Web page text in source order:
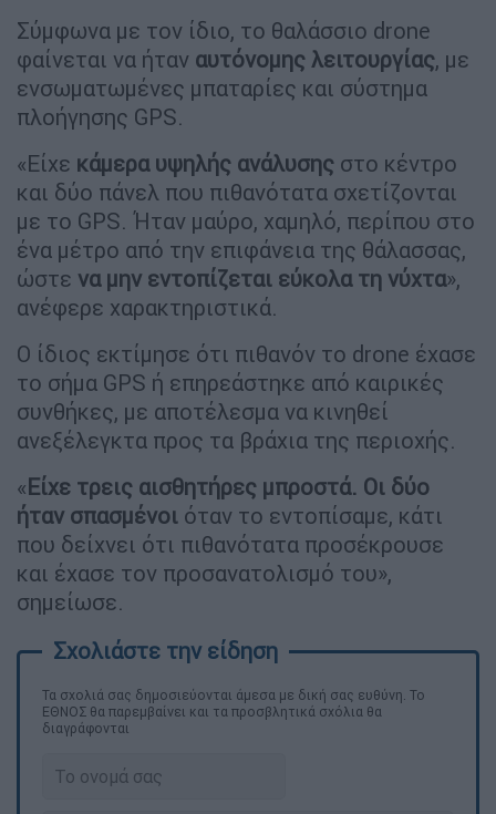
Σύμφωνα με τον ίδιο, το θαλάσσιο drone
φαίνεται να ήταν αυτόνομης λειτουργίας, με
ενσωματωμένες μπαταρίες και σύστημα
πλοήγησης GPS.
«Είχε κάμερα υψηλής ανάλυσης στο κέντρο
και δύο πάνελ που πιθανότατα σχετίζονται
με το GPS. Ήταν μαύρο, χαμηλό, περίπου στο
ένα μέτρο από την επιφάνεια της θάλασσας,
ώστε να μην εντοπίζεται εύκολα τη νύχτα»,
ανέφερε χαρακτηριστικά.
Ο ίδιος εκτίμησε ότι πιθανόν το drone έχασε
το σήμα GPS ή επηρεάστηκε από καιρικές
συνθήκες, με αποτέλεσμα να κινηθεί
ανεξέλεγκτα προς τα βράχια της περιοχής.
«Είχε τρεις αισθητήρες μπροστά. Οι δύο
ήταν σπασμένοι όταν το εντοπίσαμε, κάτι
που δείχνει ότι πιθανότατα προσέκρουσε
και έχασε τον προσανατολισμό του»,
σημείωσε.
Τα σχολιά σας δημοσιεύονται άμεσα με δική σας ευθύνη. Το
ΕΘΝΟΣ θα παρεμβαίνει και τα προσβλητικά σχόλια θα
διαγράφονται